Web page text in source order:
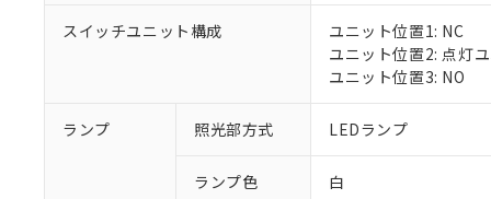
スイッチユニット構成
ユニット位置1: NC
ユニット位置2: 点灯
ユニット位置3: NO
ランプ 照光部方式 LEDランプ
ランプ色 白
※1 対応状況
対応済み：EU